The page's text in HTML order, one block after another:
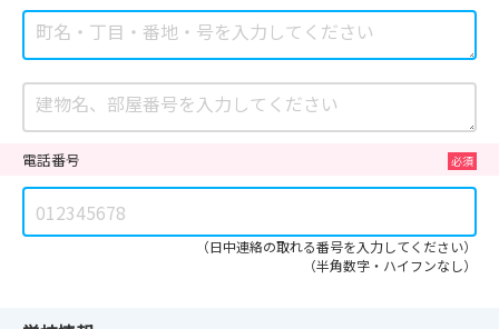
電話番号
（日中連絡の取れる番号を入力してください）
（半角数字・ハイフンなし）